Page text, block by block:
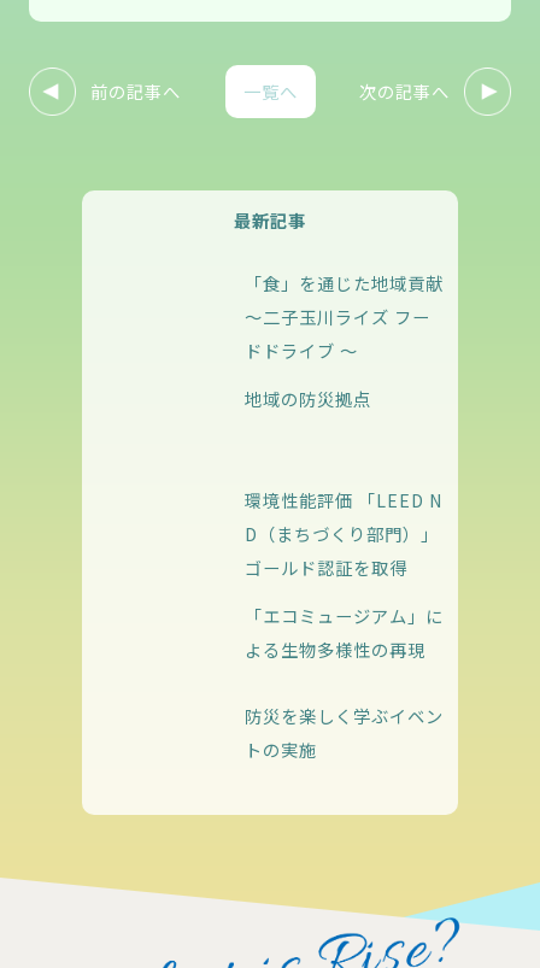
前の記事へ 一覧へ 次の記事へ
最新記事
「食」を通じた地域貢献
～二子玉川ライズ フー
ドドライブ ～
地域の防災拠点
環境性能評価 「LEED N
D（まちづくり部門）」
ゴールド認証を取得
「エコミュージアム」に
よる生物多様性の再現
防災を楽しく学ぶイベン
トの実施